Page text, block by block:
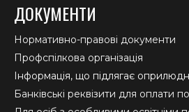
ДОКУМЕНТИ
Нормативно-правові документи
Профспілкова організація
Інформація, що підлягає
Банківські реквізити для оплати